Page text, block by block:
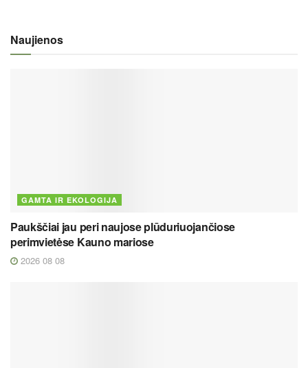
Naujienos
GAMTA IR EKOLOGIJA
Paukščiai jau peri naujose plūduriuojančiose
perimvietėse Kauno mariose
2026 08 08